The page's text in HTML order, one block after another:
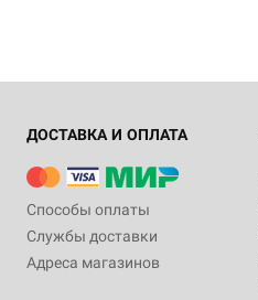
ДОСТАВКА И ОПЛАТА
Способы оплаты
Службы доставки
Адреса магазинов